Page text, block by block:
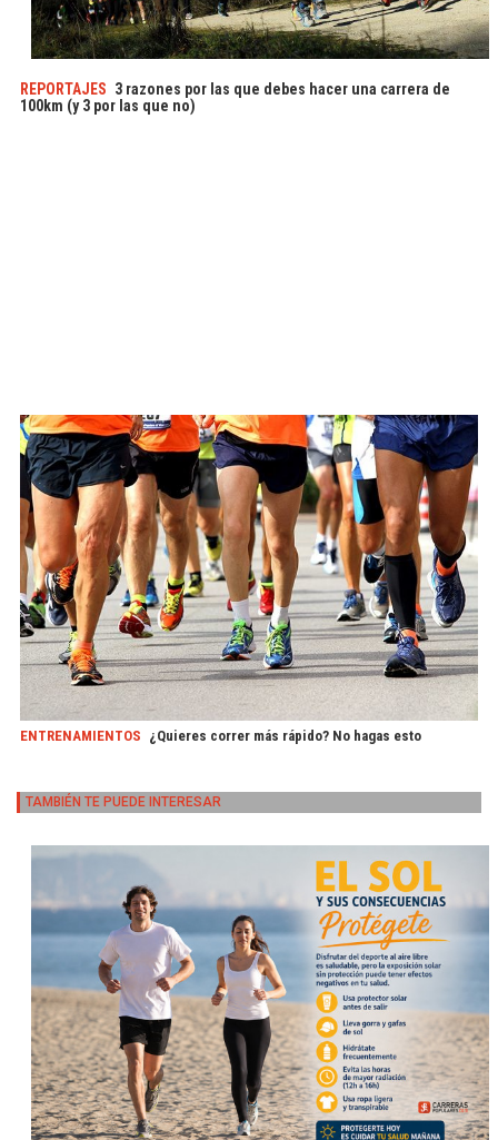
REPORTAJES 3 razones por las que debes hacer una carrera de
100km (y 3 por las que no)
ENTRENAMIENTOS ¿Quieres correr más rápido? No hagas esto
TAMBIÉN TE PUEDE INTERESAR